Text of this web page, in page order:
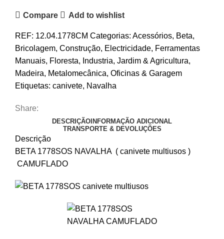
Compare Add to wishlist
REF: 12.04.1778CM Categorias: Acessórios, Beta,
Bricolagem, Construção, Electricidade, Ferramentas
Manuais, Floresta, Industria, Jardim & Agricultura,
Madeira, Metalomecânica, Oficinas & Garagem
Etiquetas: canivete, Navalha
Share:
DESCRIÇÃO INFORMAÇÃO ADICIONAL
TRANSPORTE & DEVOLUÇÕES
Descrição
BETA 1778SOS NAVALHA ( canivete multiusos )
CAMUFLADO